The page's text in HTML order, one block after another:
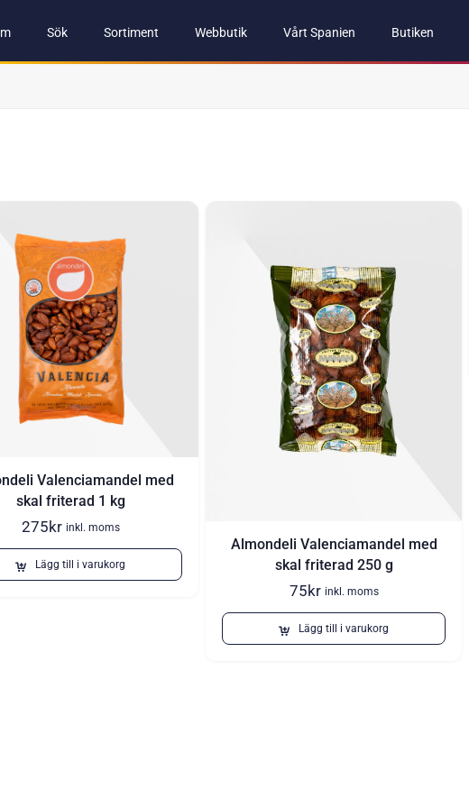
Sök Sortiment Webbutik Vårt Spanien Butiken
Valenciamandel med
skal friterad 1 kg
275kr inkl. moms
Lägg till i varukorg
Almondeli Valenciamandel med
skal friterad 250 g
75kr inkl. moms
Lägg till i varukorg